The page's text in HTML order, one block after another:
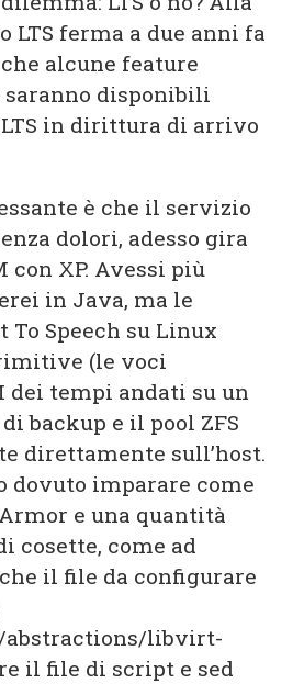
LTS ferma a due anni fa
alcune feature
disponibili
in dirittura di arrivo
è che il servizio
dolori, adesso gira
con XP. Avessi più
in Java, ma le
Speech su Linux
(le voci
dei tempi andati su un
backup e il pool ZFS
direttamente sull’host.
dovuto imparare come
e una quantità
cosette, come ad
il file da configurare
abstractions/libvirt-
il file di script e sed